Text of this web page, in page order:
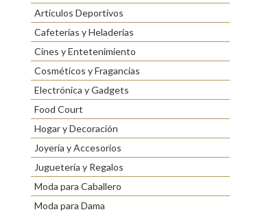
Artículos Deportivos
Cafeterías y Heladerías
Cines y Entetenimiento
Cosméticos y Fragancias
Electrónica y Gadgets
Food Court
Hogar y Decoración
Joyería y Accesorios
Juguetería y Regalos
Moda para Caballero
Moda para Dama